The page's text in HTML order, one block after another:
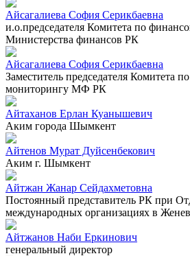
Айсагалиева София Серикбаевна
и.о.председателя Комитета по
Министерства финансов РК
Айсагалиева София Серикбаевна
Заместитель председателя Комитета
мониторингу МФ РК
Айтаханов Ерлан Куанышевич
Аким города Шымкент
Айтенов Мурат Дуйсенбекович
Аким г. Шымкент
Айтжан Жанар Сейдахметовна
Постоянный представитель РК при
международных организациях в
Айтжанов Наби Еркинович
генеральный директор